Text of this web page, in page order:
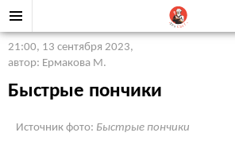
21:00, 13 сентября 2023,
автор: Ермакова М.
Быстрые пончики
Источник фото: Быстрые пончики